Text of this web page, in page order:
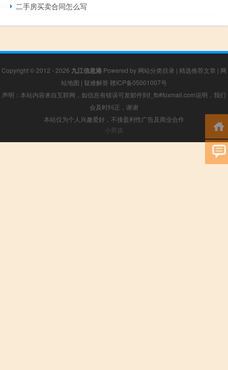
二手房买卖合同怎么写
Copyright © 2012 - 2026 九江信息港 Powered by 网站分类目录 | 精选推荐文章 | 网
站地图 | 疑难解答 赣ICP备05001007号
声明：本站内容来自互联网，如信息有错误可发邮件到f_fb#foxmail.com说明，我们
会及时纠正，谢谢
本站仅为个人兴趣爱好，不接盈利性广告及商业合作
小男孩